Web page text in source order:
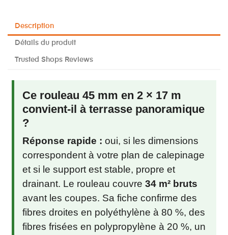
Description
Détails du produit
Trusted Shops Reviews
Ce rouleau 45 mm en 2 × 17 m
convient-il à terrasse panoramique
?
Réponse rapide : oui, si les dimensions
correspondent à votre plan de calepinage
et si le support est stable, propre et
drainant. Le rouleau couvre 34 m² bruts
avant les coupes. Sa fiche confirme des
fibres droites en polyéthylène à 80 %, des
fibres frisées en polypropylène à 20 %, un